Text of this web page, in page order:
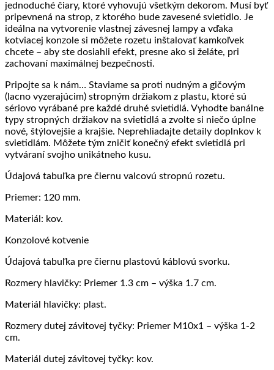
jednoduché čiary, ktoré vyhovujú všetkým dekorom. Musí byť
pripevnená na strop, z ktorého bude zavesené svietidlo. Je
ideálna na vytvorenie vlastnej závesnej lampy a vďaka
kotviacej konzole si môžete rozetu inštalovať kamkoľvek
chcete – aby ste dosiahli efekt, presne ako si želáte, pri
zachovaní maximálnej bezpečnosti.
Pripojte sa k nám… Staviame sa proti nudným a gičovým
(lacno vyzerajúcim) stropným držiakom z plastu, ktoré sú
sériovo vyrábané pre každé druhé svietidlá. Vyhodte banálne
typy stropných držiakov na svietidlá a zvolte si niečo úplne
nové, štýlovejšie a krajšie. Neprehliadajte detaily doplnkov k
svietidlám. Môžete tým zničiť konečný efekt svietidlá pri
vytváraní svojho unikátneho kusu.
Údajová tabuľka pre čiernu valcovú stropnú rozetu.
Priemer: 120 mm.
Materiál: kov.
Konzolové kotvenie
Údajová tabuľka pre čiernu plastovú káblovú svorku.
Rozmery hlavičky: Priemer 1.3 cm – výška 1.7 cm.
Materiál hlavičky: plast.
Rozmery dutej závitovej tyčky: Priemer M10x1 – výška 1-2
cm.
Materiál dutej závitovej tyčky: kov.